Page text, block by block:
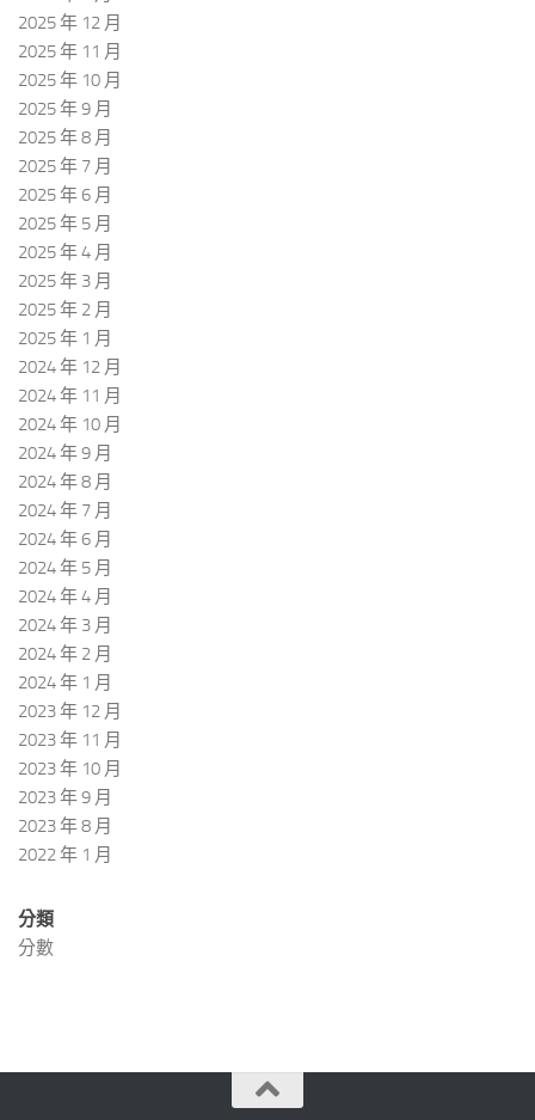
2025 年 12 月
2025 年 11 月
2025 年 10 月
2025 年 9 月
2025 年 8 月
2025 年 7 月
2025 年 6 月
2025 年 5 月
2025 年 4 月
2025 年 3 月
2025 年 2 月
2025 年 1 月
2024 年 12 月
2024 年 11 月
2024 年 10 月
2024 年 9 月
2024 年 8 月
2024 年 7 月
2024 年 6 月
2024 年 5 月
2024 年 4 月
2024 年 3 月
2024 年 2 月
2024 年 1 月
2023 年 12 月
2023 年 11 月
2023 年 10 月
2023 年 9 月
2023 年 8 月
2022 年 1 月
分類
分數